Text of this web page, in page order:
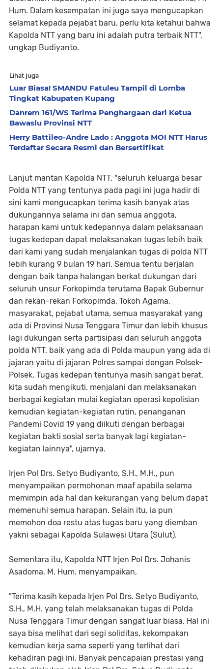
Hum. Dalam kesempatan ini juga saya mengucapkan
selamat kepada pejabat baru, perlu kita ketahui bahwa
Kapolda NTT yang baru ini adalah putra terbaik NTT",
ungkap Budiyanto.
Lihat juga
Luar Biasa! SMANDU Fatuleu Tampil di Lomba
Tingkat Kabupaten Kupang
Danrem 161/WS Terima Penghargaan dari Ketua
Bawaslu Provinsi NTT
Herry Battileo-Andre Lado : Anggota MOI NTT Harus
Terdaftar Secara Resmi dan Bersertifikat
Lanjut mantan Kapolda NTT, "seluruh keluarga besar
Polda NTT yang tentunya pada pagi ini juga hadir di
sini kami mengucapkan terima kasih banyak atas
dukungannya selama ini dan semua anggota,
harapan kami untuk kedepannya dalam pelaksanaan
tugas kedepan dapat melaksanakan tugas lebih baik
dari kami yang sudah menjalankan tugas di polda NTT
lebih kurang 9 bulan 19 hari. Semua tentu berjalan
dengan baik tanpa halangan berkat dukungan dari
seluruh unsur Forkopimda terutama Bapak Gubernur
dan rekan-rekan Forkopimda, Tokoh Agama,
masyarakat, pejabat utama, semua masyarakat yang
ada di Provinsi Nusa Tenggara Timur dan lebih khusus
lagi dukungan serta partisipasi dari seluruh anggota
polda NTT, baik yang ada di Polda maupun yang ada di
jajaran yaitu di jajaran Polres sampai dengan Polsek-
Polsek. Tugas kedepan tentunya masih sangat berat,
kita sudah mengikuti, menjalani dan melaksanakan
berbagai kegiatan mulai kegiatan operasi kepolisian
kemudian kegiatan-kegiatan rutin, penanganan
Pandemi Covid 19 yang diikuti dengan berbagai
kegiatan bakti sosial serta banyak lagi kegiatan-
kegiatan lainnya", ujarnya.
Irjen Pol Drs. Setyo Budiyanto, S.H., M.H., pun
menyampaikan permohonan maaf apabila selama
memimpin ada hal dan kekurangan yang belum dapat
memenuhi semua harapan. Selain itu, ia pun
memohon doa restu atas tugas baru yang diemban
yakni sebagai Kapolda Sulawesi Utara (Sulut).
Sementara itu, Kapolda NTT Irjen Pol Drs. Johanis
Asadoma, M. Hum. menyampaikan,
"Terima kasih kepada Irjen Pol Drs. Setyo Budiyanto,
S.H., M.H. yang telah melaksanakan tugas di Polda
Nusa Tenggara Timur dengan sangat luar biasa. Hal ini
saya bisa melihat dari segi soliditas, kekompakan
kemudian kerja sama seperti yang terlihat dari
kehadiran pagi ini. Banyak pencapaian prestasi yang